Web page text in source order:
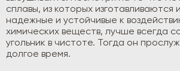
сплавы, из которых изготавливаются
надежные и устойчивые к
химических веществ, лучше всегда
угольник в чистоте. Тогда он
долгое время.